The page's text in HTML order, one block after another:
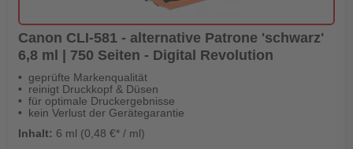
Canon CLI-581 - alternative Patrone 'schwarz'
6,8 ml | 750 Seiten - Digital Revolution
geprüfte Markenqualität
reinigt Druckkopf & Düsen
für optimale Druckergebnisse
kein Verlust der Gerätegarantie
Inhalt: 6 ml (0,48 €* / ml)